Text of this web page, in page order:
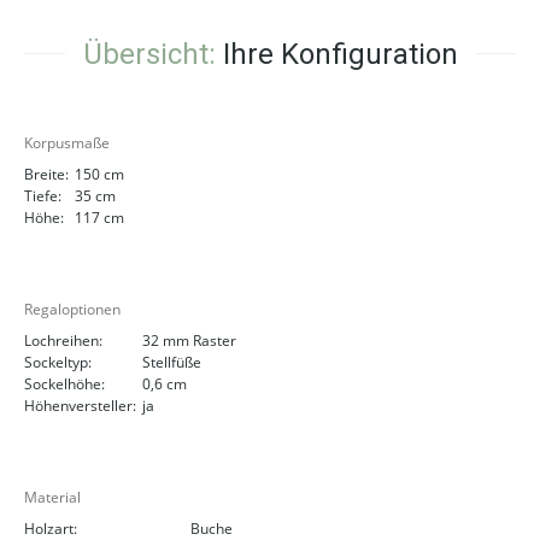
Übersicht: Ihre Konfiguration
Korpusmaße
Breite: 150 cm
Tiefe:
35 cm
Höhe: 117 cm
Regaloptionen
Lochreihen:
32 mm Raster
Sockeltyp:
Stellfüße
Sockelhöhe:
0,6 cm
Höhenversteller: ja
Material
Holzart:
Buche